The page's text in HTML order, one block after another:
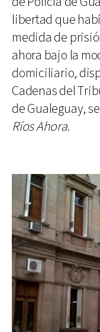
libertad que
medida de
ahora bajo la
domiciliario,
Cadenas del
de Gualeguay,
Ríos Ahora.